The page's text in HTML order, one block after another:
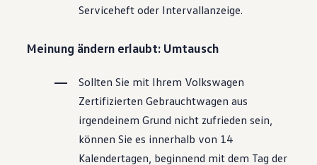
Magazin
Familie
Volkswagen R
Pannen- und Unfallhilfe
Volkswagen Kundenbetreuung
Serviceheft oder Intervallanzeige.
Meinung ändern erlaubt: Umtausch
Sollten Sie mit Ihrem Volkswagen
Zertifizierten Gebrauchtwagen aus
irgendeinem Grund nicht zufrieden sein,
können Sie es innerhalb von 14
Kalendertagen, beginnend mit dem Tag der